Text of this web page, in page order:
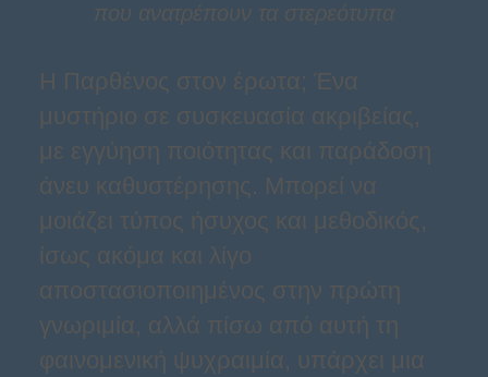
που ανατρέπουν τα στερεότυπα
Η Παρθένος στον έρωτα; Ένα
μυστήριο σε συσκευασία ακριβείας,
με εγγύηση ποιότητας και παράδοση
άνευ καθυστέρησης. Μπορεί να
μοιάζει τύπος ήσυχος και μεθοδικός,
ίσως ακόμα και λίγο
αποστασιοποιημένος στην πρώτη
γνωριμία, αλλά πίσω από αυτή τη
φαινομενική ψυχραιμία, υπάρχει μια